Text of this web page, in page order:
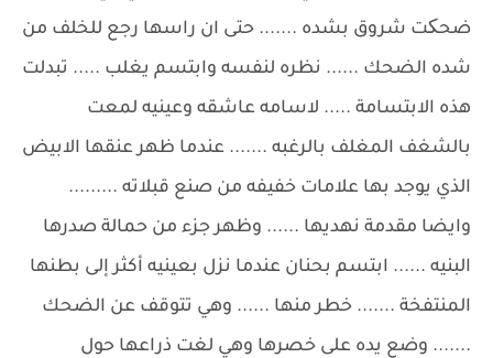
ضحکت شروق بشده ....... حتى ان راسها رجع للخلف من
شده الضحك ...... نظره لنفسه وابتسم يغلب ..... تبدلت
هذه الابتسامة ..... لاسامه عاشقه وعينيه لمعت
بالشغف المغلف بالرغبه ....... عندما ظهر عنقها الابيض
الذي يوجد بها علامات خفيفه من صنع قبلاته .........
وايضا مقدمة نهديها ...... وظهر جزء من حمالة صدرها
البنيه ...... ابتسم بحنان عندما نزل بعينيه أكثر إلى بطنها
المنتفخة ....... خطر منها ...... وهي تتوقف عن الضحك
....... وضع يده على خصرها وهي لغت ذراعها حول